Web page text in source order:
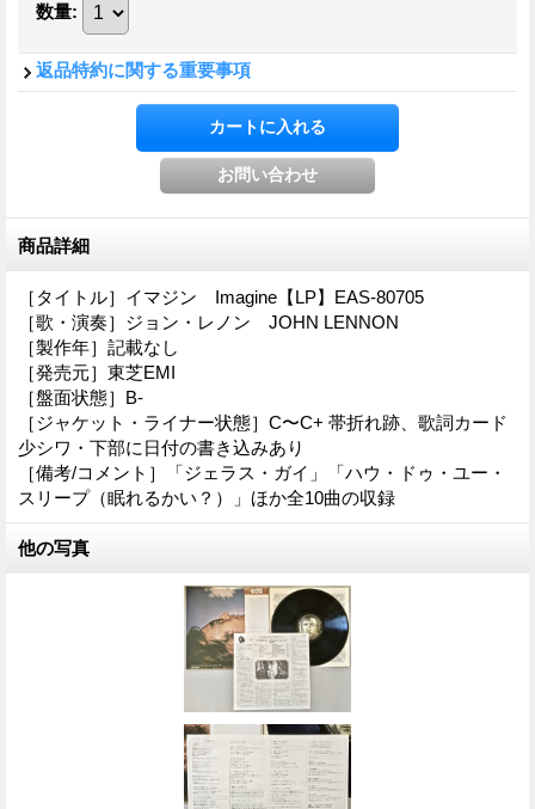
数量:
返品特約に関する重要事項
商品詳細
［タイトル］イマジン Imagine【LP】EAS-80705
［歌・演奏］ジョン・レノン JOHN LENNON
［製作年］記載なし
［発売元］東芝EMI
［盤面状態］B-
［ジャケット・ライナー状態］C〜C+ 帯折れ跡、歌詞カード
少シワ・下部に日付の書き込みあり
［備考/コメント］「ジェラス・ガイ」「ハウ・ドゥ・ユー・
スリープ（眠れるかい？）」ほか全10曲の収録
他の写真